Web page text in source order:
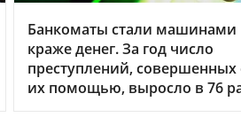
Банкоматы стали машинами
краже денег. За год число
преступлений, совершенных
их помощью, выросло в 76